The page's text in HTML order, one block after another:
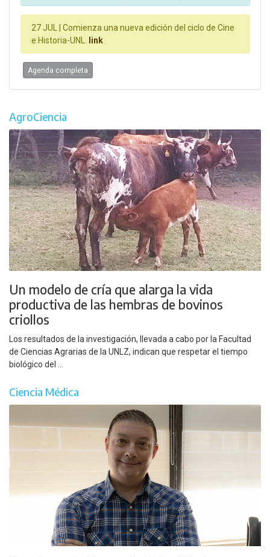
27 JUL |
Comienza una nueva edición del ciclo de Cine
e Historia-UNL.
link
Agenda completa
AgroCiencia
Un modelo de cría que alarga la vida
productiva de las hembras de bovinos
criollos
Los resultados de la investigación, llevada a cabo por la Facultad
de Ciencias Agrarias de la UNLZ, indican que respetar el tiempo
biológico del ...
Ciencia Médica